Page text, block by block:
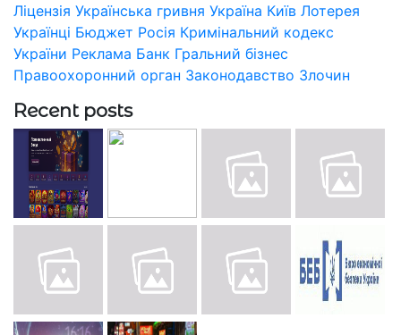
Ліцензія Українська гривня Україна Київ Лотерея
Українці Бюджет Росія Кримінальний кодекс
України Реклама Банк Гральний бізнес
Правоохоронний орган Законодавство Злочин
Recent posts